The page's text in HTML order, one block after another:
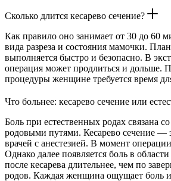
Сколько длится кесарево сечение?
Как правило оно занимает от 30 до 60
вида разреза и состояния мамочки.
выполняется быстро и безопасно. В
операция может продлиться и дольше.
процедуры женщине требуется время
Что больнее: кесарево сечение или
Боль при естественных родах связана
родовыми путями. Кесарево сечение —
врачей с анестезией. В момент операции
Однако далее появляется боль в
после кесарева длительнее, чем по
родов. Каждая женщина ощущает боль